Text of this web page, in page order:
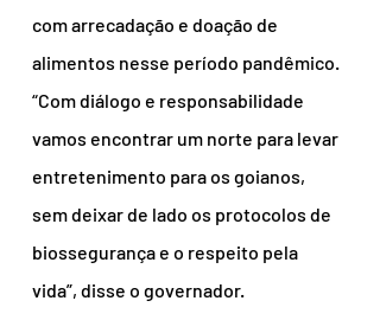
com arrecadação e doação de
alimentos nesse período pandêmico.
“Com diálogo e responsabilidade
vamos encontrar um norte para levar
entretenimento para os goianos,
sem deixar de lado os protocolos de
biossegurança e o respeito pela
vida”, disse o governador.